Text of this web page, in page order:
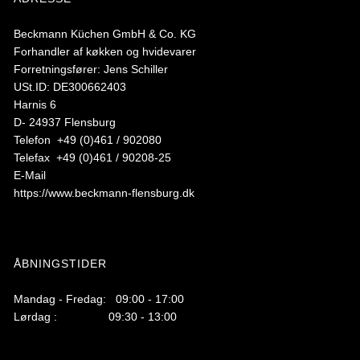
Beckmann Küchen GmbH & Co. KG
Forhandler af køkken og hvidevarer
Forretningsfører: Jens Schiller
USt.ID: DE300662403
Harnis 6
D- 24937 Flensburg
Telefon +49 (0)461 / 902080
Telefax +49 (0)461 / 90208-25
E-Mail
https://www.beckmann-flensburg.dk
ÅBNINGSTIDER
Mandag - Fredag: 09:00 - 17:00
Lørdag : 09:30 - 13:00